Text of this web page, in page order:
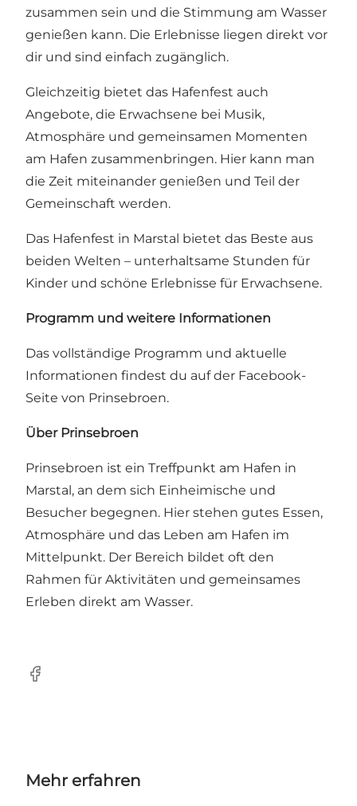
zusammen sein und die Stimmung am Wasser
genießen kann. Die Erlebnisse liegen direkt vor
dir und sind einfach zugänglich.
Gleichzeitig bietet das Hafenfest auch
Angebote, die Erwachsene bei Musik,
Atmosphäre und gemeinsamen Momenten
am Hafen zusammenbringen. Hier kann man
die Zeit miteinander genießen und Teil der
Gemeinschaft werden.
Das Hafenfest in Marstal bietet das Beste aus
beiden Welten – unterhaltsame Stunden für
Kinder und schöne Erlebnisse für Erwachsene.
Programm und weitere Informationen
Das vollständige Programm und aktuelle
Informationen findest du auf der Facebook-
Seite von Prinsebroen.
Über Prinsebroen
Prinsebroen ist ein Treffpunkt am Hafen in
Marstal, an dem sich Einheimische und
Besucher begegnen. Hier stehen gutes Essen,
Atmosphäre und das Leben am Hafen im
Mittelpunkt. Der Bereich bildet oft den
Rahmen für Aktivitäten und gemeinsames
Erleben direkt am Wasser.
Facebook
Mehr erfahren